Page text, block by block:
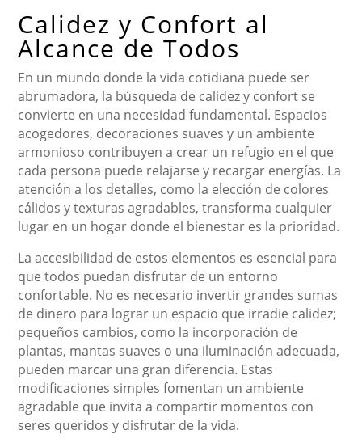
Calidez y Confort al
Alcance de Todos
En un mundo donde la vida cotidiana puede ser
abrumadora, la búsqueda de calidez y confort se
convierte en una necesidad fundamental. Espacios
acogedores, decoraciones suaves y un ambiente
armonioso contribuyen a crear un refugio en el que
cada persona puede relajarse y recargar energías. La
atención a los detalles, como la elección de colores
cálidos y texturas agradables, transforma cualquier
lugar en un hogar donde el bienestar es la prioridad.
La accesibilidad de estos elementos es esencial para
que todos puedan disfrutar de un entorno
confortable. No es necesario invertir grandes sumas
de dinero para lograr un espacio que irradie calidez;
pequeños cambios, como la incorporación de
plantas, mantas suaves o una iluminación adecuada,
pueden marcar una gran diferencia. Estas
modificaciones simples fomentan un ambiente
agradable que invita a compartir momentos con
seres queridos y disfrutar de la vida.